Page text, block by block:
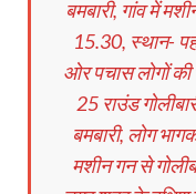
बमबारी, गांव में
15.30, स्थान-
ओर पचास लोगों की
25 राउंड
बमबारी, लोग
मशीन गन से